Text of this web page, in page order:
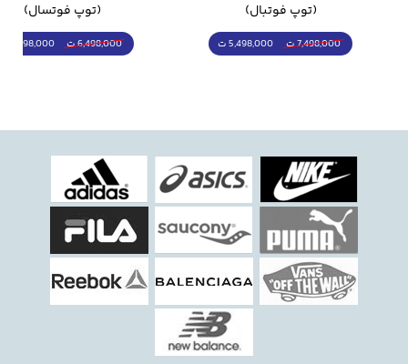
(توپ فوتبال)
7,498,000 ت 5,498,000 ت
(توپ فوتسال)
6,498,000 ت 5,298,000 ت